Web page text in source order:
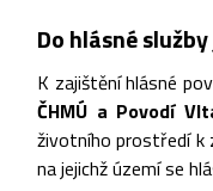
Do hlásné
K zajištění hlásné
ČHMÚ a Povodí
životního prostředí k
na jejichž území se